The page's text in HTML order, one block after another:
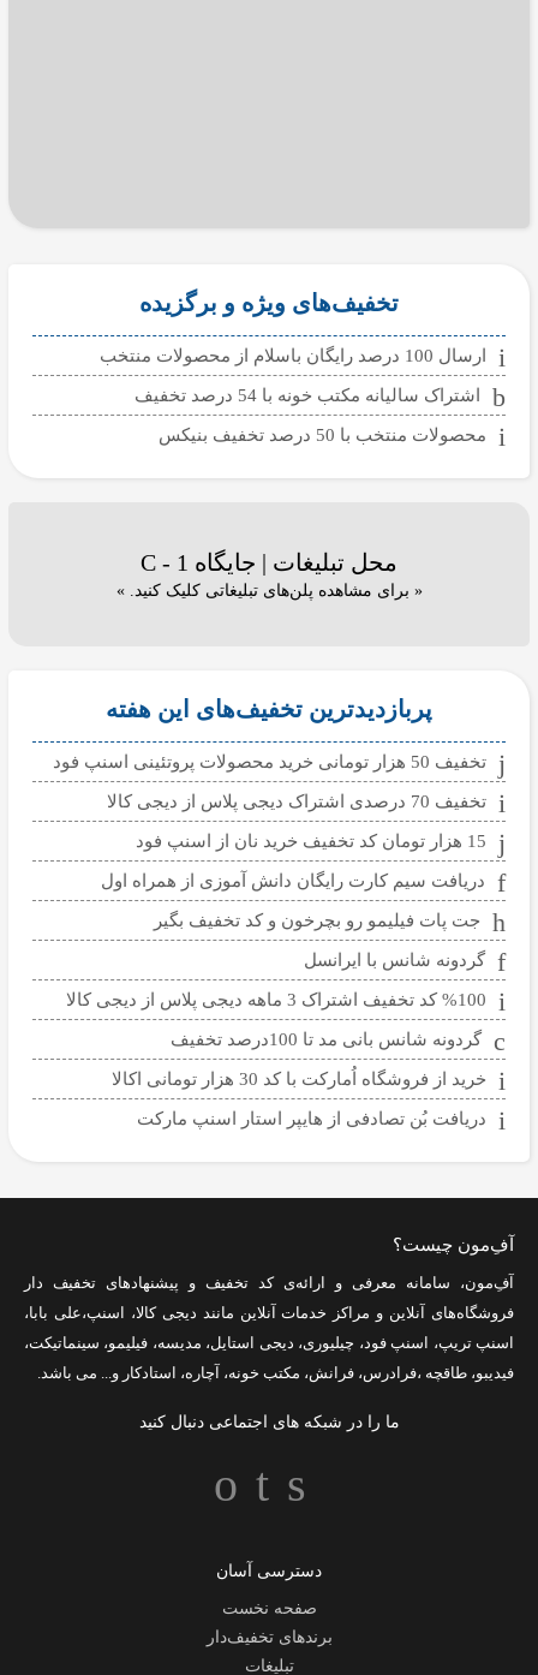
تخفیف‌های ویژه و برگزیده
ارسال 100 درصد رایگان باسلام از محصولات منتخب
اشتراک سالیانه مکتب خونه با 54 درصد تخفیف
محصولات منتخب با 50 درصد تخفیف بنیکس
محل تبلیغات | جایگاه C - 1
« برای مشاهده پلن‌های تبلیغاتی کلیک کنید. »
پربازدیدترین تخفیف‌های این هفته
تخفیف 50 هزار تومانی خرید محصولات پروتئینی اسنپ فود
تخفیف 70 درصدی اشتراک دیجی پلاس از دیجی کالا
15 هزار تومان کد تخفیف خرید نان از اسنپ فود
دریافت سیم کارت رایگان دانش آموزی از همراه اول
جت پات فیلیمو رو بچرخون و کد تخفیف بگیر
گردونه شانس با ایرانسل
%100 کد تخفیف اشتراک 3 ماهه دیجی پلاس از دیجی کالا
گردونه شانس بانی مد تا 100درصد تخفیف
خرید از فروشگاه اُمارکت با کد 30 هزار تومانی اکالا
دریافت بُن تصادفی از هایپر استار اسنپ مارکت
آفِ‌مون چیست؟
آفِ‌مون، سامانه معرفی و ارائه‌یکد تخفیف و پیشنهادهای تخفیف دار
فروشگاه‌های آنلاین و مراکز خدمات آنلاین مانند دیجی کالا، اسنپ،علی بابا،
اسنپ تریپ، اسنپ فود ، چیلیوری، دیجی استایل، مدیسه، فیلیمو، سینماتیکت،
فیدیبو، طاقچه ،فرادرس، فرانش، مکتب خونه، آچاره، استادکار و... می باشد.
ما را در شبکه های اجتماعی دنبال کنید
دسترسی آسان
صفحه نخست
برندهای تخفیف‌دار
تبلیغات